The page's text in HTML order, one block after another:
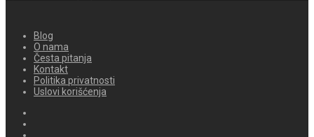
Blog
O nama
Česta pitanja
Kontakt
Politika privatnosti
Uslovi korišćenja